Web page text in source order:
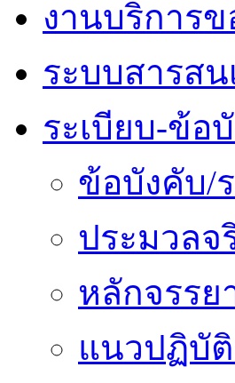
งานบริการข
ระบบสารสน
ระเบียบ-ข้อ
ข้อบังคับ/
ประมวลจ
หลักจรร
แนวปฏิบัติ